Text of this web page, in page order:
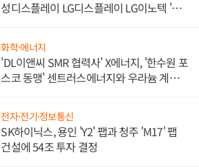
성디스플레이 LG디스플레이 LG이노텍 '탈
화학·에너지
'DL이앤씨 SMR 협력사' X에너지, '한수원 포
스코 동맹' 센트러스에너지와 우라늄 계약
전자·전기·정보통신
SK하이닉스, 용인 'Y2' 팹과 청주 'M17' 팹
건설에 54조 투자 결정